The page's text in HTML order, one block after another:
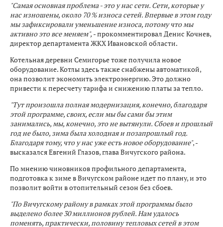
"Самая основная проблема - это у нас сети. Сети, которые у
нас изношены, около 70 % износа сетей. Впервые в этом году
мы зафиксировали уменьшение износа, потому что мы
активно это все меняем", - прокомментировал Денис Кочнев,
директор департамента ЖКХ Ивановской области.
Котельная деревни Семигорье тоже получила новое
оборудование. Котлы здесь также снабжены автоматикой,
она позволит экономить электроэнергию. Это должно
привести к пересчету тарифа и снижению платы за тепло.
"Тут произошла полная модернизация, конечно, благодаря
этой программе, своих, если мы бы сами бы этим
занимались, мы, конечно, это не вытянули. Сбоев и прошлый
год не было, зима была холодная и позапрошлый год.
Благодаря тому, что у нас уже есть новое оборудование", -
высказался Евгений Глазов, глава Вичугского района.
По мнению чиновников профильного департамента,
подготовка к зиме в Вичугском районе идет по плану, и это
позволит войти в отопительный сезон без сбоев.
"По Вичугскому району в рамках этой программы было
выделено более 30 миллионов рублей. Нам удалось
поменять, практически, половину тепловых сетей в этом